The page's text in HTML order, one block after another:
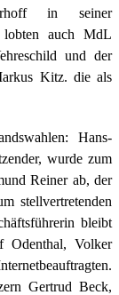
in seiner
lobten auch MdL
und der
Kitz. die als
Hans-
wurde zum
Reiner ab, der
stellvertretenden
bleibt
Odenthal, Volker
Gertrud Beck,